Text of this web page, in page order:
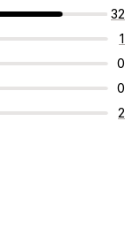
32
1
0
0
2